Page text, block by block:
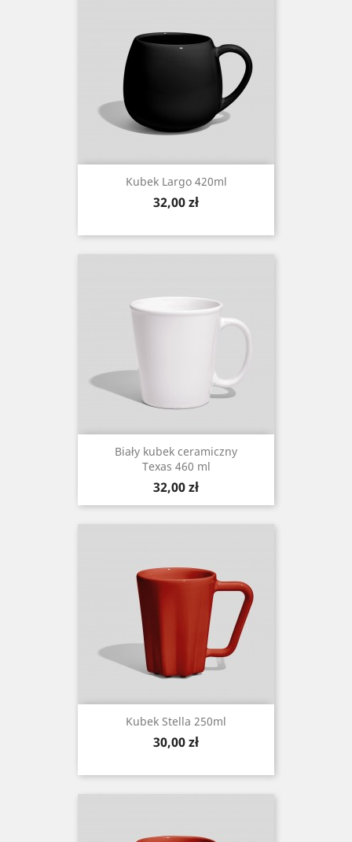
Kubek Largo 420ml
Cena
32,00 zł
Biały kubek ceramiczny
Texas 460 ml
Cena
32,00 zł
Kubek Stella 250ml
Cena
30,00 zł